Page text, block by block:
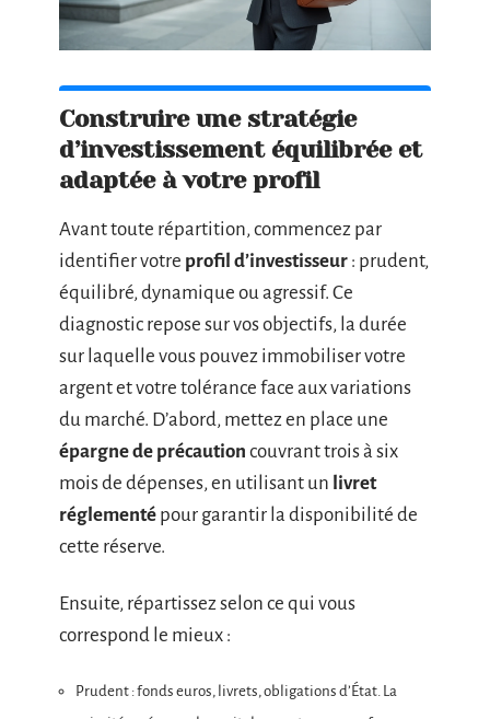
Construire une stratégie
d’investissement équilibrée et
adaptée à votre profil
Avant toute répartition, commencez par
identifier votre profil d’investisseur : prudent,
équilibré, dynamique ou agressif. Ce
diagnostic repose sur vos objectifs, la durée
sur laquelle vous pouvez immobiliser votre
argent et votre tolérance face aux variations
du marché. D’abord, mettez en place une
épargne de précaution couvrant trois à six
mois de dépenses, en utilisant un livret
réglementé pour garantir la disponibilité de
cette réserve.
Ensuite, répartissez selon ce qui vous
correspond le mieux :
Prudent : fonds euros, livrets, obligations d’État. La